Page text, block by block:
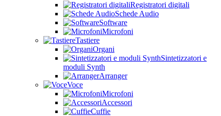
Registratori digitali
Schede Audio
Software
Microfoni
Tastiere
Organi
Sintetizzatori e
moduli Synth
Arranger
Voce
Microfoni
Accessori
Cuffie